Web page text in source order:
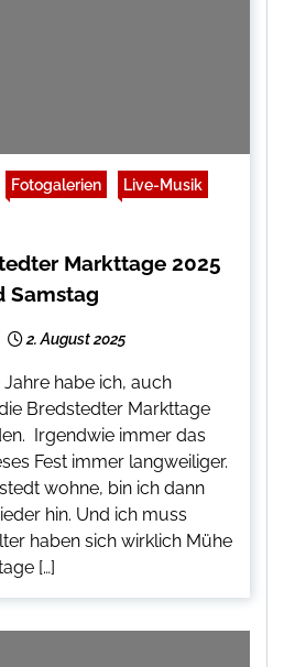
Fotogalerien Live-Musik
Markttage 2025
Samstag
2. August 2025
habe ich, auch
Bredstedter Markttage
Irgendwie immer das
Fest immer langweiliger.
wohne, bin ich dann
hin. Und ich muss
haben sich wirklich Mühe
[…]